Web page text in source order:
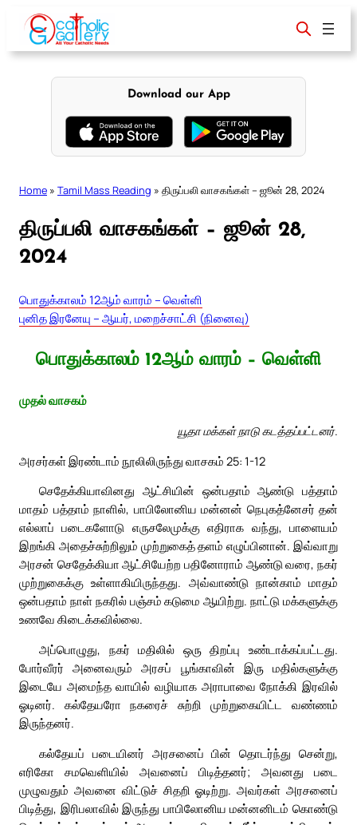
content
Download our App
Home » Tamil Mass Reading » திருப்பலி வாசகங்கள் – ஜூன் 28, 2024
திருப்பலி வாசகங்கள் – ஜூன் 28,
2024
பொதுக்காலம் 12ஆம் வாரம் – வெள்ளி
புனித இரனேயு – ஆயர், மறைச்சாட்சி (நினைவு)
பொதுக்காலம் 12ஆம் வாரம் – வெள்ளி
முதல் வாசகம்
யூதா மக்கள் நாடு கடத்தப்பட்டனர்.
அரசர்கள் இரண்டாம் நூலிலிருந்து வாசகம் 25: 1-12
செதேக்கியாவினது ஆட்சியின் ஒன்பதாம் ஆண்டு பத்தாம்
மாதம் பத்தாம் நாளில், பாபிலோனிய மன்னன் நெபுகத்னேசர் தன்
எல்லாப் படைகளோடு எருசலேமுக்கு எதிராக வந்து, பாளையம்
இறங்கி அதைச்சுற்றிலும் முற்றுகைத் தளம் எழுப்பினான். இவ்வாறு
அரசன் செதேக்கியா ஆட்சியேற்ற பதினோராம் ஆண்டு வரை, நகர்
முற்றுகைக்கு உள்ளாகியிருந்தது. அவ்வாண்டு நான்காம் மாதம்
ஒன்பதாம் நாள் நகரில் பஞ்சம் கடுமை ஆயிற்று. நாட்டு மக்களுக்கு
உணவே கிடைக்கவில்லை.
அப்பொழுது, நகர் மதிலில் ஒரு திறப்பு உண்டாக்கப்பட்டது.
போர்வீரர் அனைவரும் அரசப் பூங்காவின் இரு மதில்களுக்கு
இடையே அமைந்த வாயில் வழியாக அராபாவை நோக்கி இரவில்
ஓடினர். கல்தேயரோ நகரைச் சுற்றி முற்றுகையிட்ட வண்ணம்
இருந்தனர்.
கல்தேயப் படையினர் அரசனைப் பின் தொடர்ந்து சென்று,
எரிகோ சமவெளியில் அவனைப் பிடித்தனர்; அவனது படை
முழுவதும் அவனை விட்டுச் சிதறி ஓடிற்று. அவர்கள் அரசனைப்
பிடித்து, இரிபலாவில் இருந்து பாபிலோனிய மன்னனிடம் கொண்டு